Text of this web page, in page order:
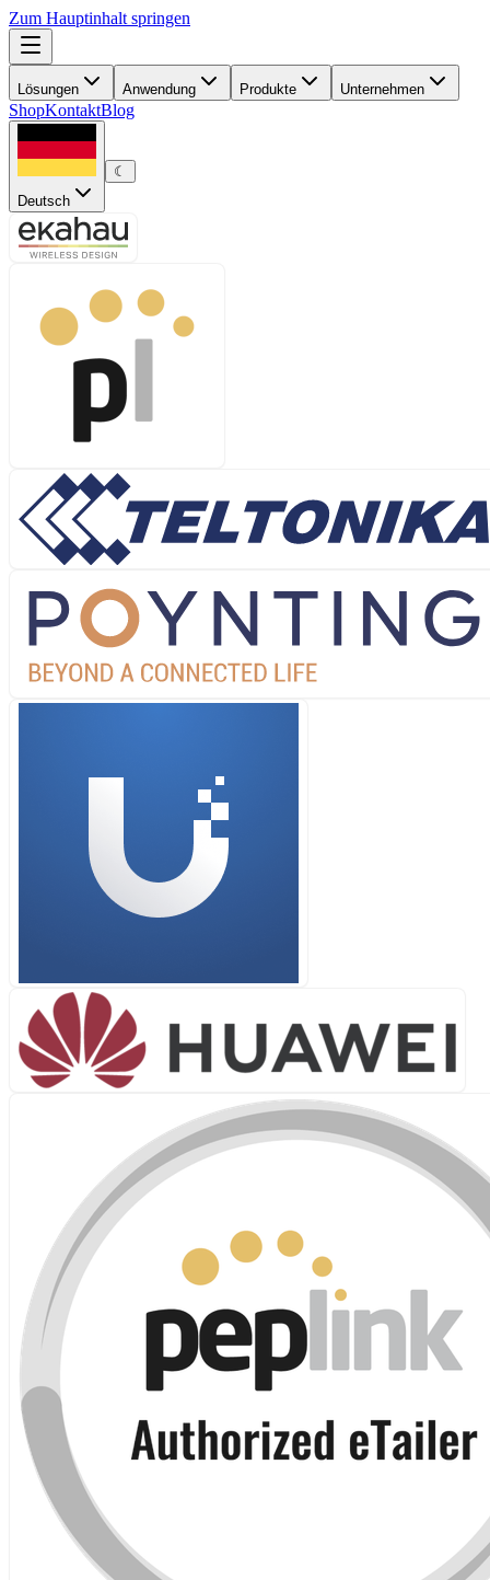
Zum Hauptinhalt springen
Lösungen Anwendung Produkte Unternehmen
ShopKontaktBlog
Deutsch
☾